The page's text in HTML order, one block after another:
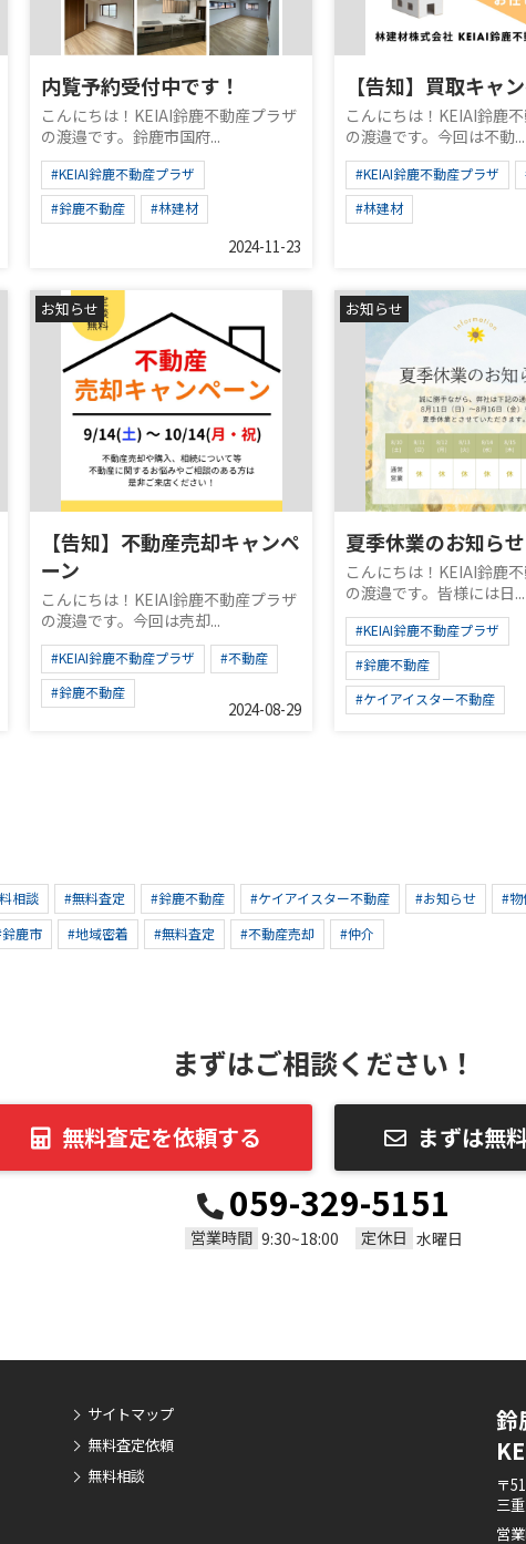
内覧予約受付中です！
こんにちは！KEIAI鈴鹿不動産プラザ
の渡邉です。鈴鹿市国府...
#KEIAI鈴鹿不動産プラザ
#鈴鹿不動産
#林建材
2024-11-23
【告知】買取キャ
こんにちは！KEIAI鈴鹿
の渡邉です。今回は不動...
#KEIAI鈴鹿不動産プラザ
#林建材
お知らせ
【告知】不動産売却キャンペ
ーン
こんにちは！KEIAI鈴鹿不動産プラザ
の渡邉です。今回は売却...
#KEIAI鈴鹿不動産プラザ
#不動産
#鈴鹿不動産
2024-08-29
お知らせ
夏季休業のお知らせ
こんにちは！KEIAI鈴鹿
の渡邉です。皆様には日...
#KEIAI鈴鹿不動産プラザ
#鈴鹿不動産
#ケイアイスター不動産
相談 #無料査定 #鈴鹿不動産 #ケイアイスター不動産 #お知らせ #物
鹿市 #地域密着 #無料査定 #不動産売却 #仲介
まずはご相談ください！
無料査定を依頼する まずは無
059-329-5151
営業時間 9:30~18:00 定休日 水曜日
サイトマップ
無料査定依頼
無料相談
鈴
〒
三
営